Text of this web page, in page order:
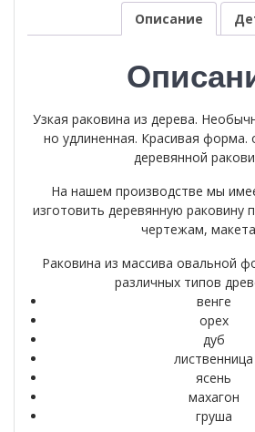
Описание
Узкая раковина из дерева.
но удлиненная. Красивая форма.
деревянной
На нашем производстве мы
изготовить деревянную раковину
чертежам,
Раковина из массива овальной
различных типов
венге
орех
дуб
лиственница
ясень
махагон
груша